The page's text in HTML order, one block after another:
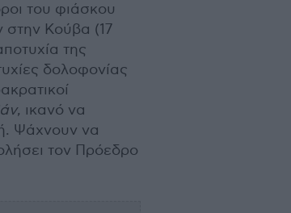
του φιάσκου
στην Κούβα (17
της
δολοφονίας
, ικανό να
Ψάχνουν να
τον Πρόεδρο